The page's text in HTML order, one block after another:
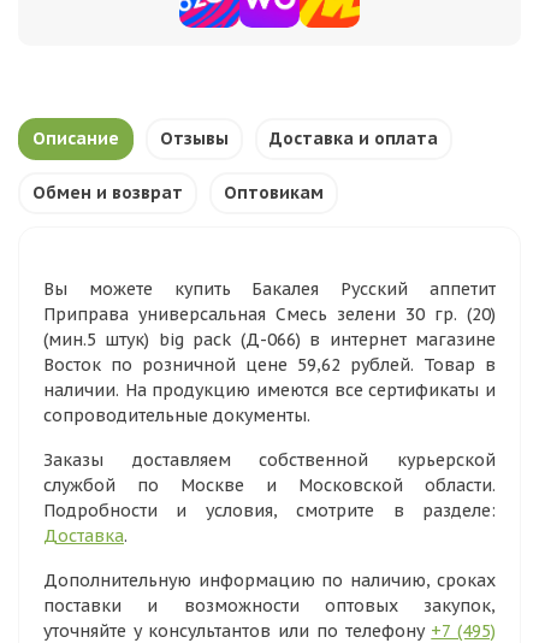
Описание Отзывы Доставка и оплата
Обмен и возврат Оптовикам
Вы можете купить Бакалея Русский аппетит
Приправа универсальная Смесь зелени 30 гр. (20)
(мин.5 штук) big pack (Д-066) в интернет магазине
Восток по розничной цене 59,62 рублей. Товар в
наличии. На продукцию имеются все сертификаты и
сопроводительные документы.
Заказы доставляем собственной курьерской
службой по Москве и Московской области.
Подробности и условия, смотрите в разделе:
Доставка.
Дополнительную информацию по наличию, сроках
поставки и возможности оптовых закупок,
уточняйте у консультантов или по телефону +7 (495)